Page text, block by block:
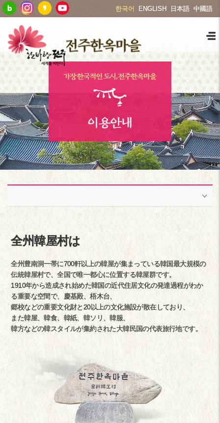
한국어 ENGLISH 日本語 中國語
이용안내
全州韓屋村は
全州豊南洞一帯に700軒以上の韓屋が集まっている韓国最大規模の
伝統韓屋村で、全国で唯一都心に位置する韓屋群です。
1910年から造成され始めた韓国の近代住居文化の発達過程がわか
る重要な空間で、慶基殿、梧木台、
郷校などの重要文化財と20以上の文化施設が散在しており、
また韓屋、韓食、韓紙、韓ソリ、韓服、
韓方などの韓スタイルが集約された大韓民国の代表旅行地です。